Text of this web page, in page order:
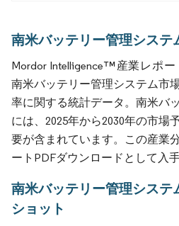
南米バッテリー管理システ
Mordor Intelligence™産業レポ
南米バッテリー管理システム市
率に関する統計データ。南米バ
には、2025年から2030年の市場
要が含まれています。この産業
ートPDFダウンロードとして入
南米バッテリー管理システ
ショット